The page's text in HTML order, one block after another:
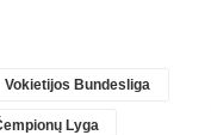
Vokietijos Bundesliga
Lyga